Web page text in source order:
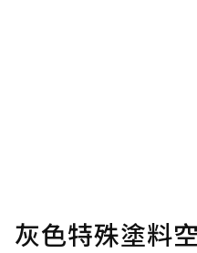
灰色特殊塗料